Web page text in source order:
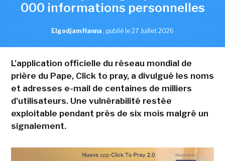
000 informations personnelles
Elgodjam Hanna , publié le 27 Juillet 2026
L'application officielle du réseau mondial de
prière du Pape, Click to pray, a divulgué les noms
et adresses e-mail de centaines de milliers
d'utilisateurs. Une vulnérabilité restée
exploitable pendant près de six mois malgré un
signalement.